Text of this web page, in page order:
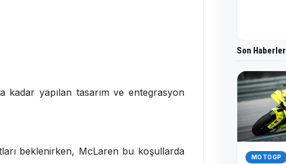
yapılan tasarım ve entegrasyon
beklenirken, McLaren bu koşullarda
Son Haberler
MOTOGP